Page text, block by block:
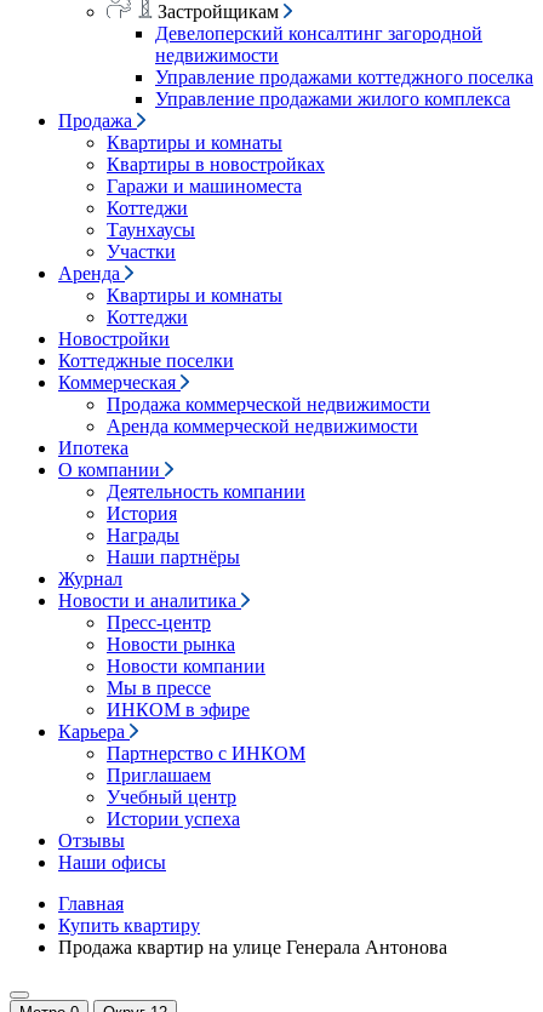
Застройщикам
Девелоперский консалтинг загородной
недвижимости
Управление продажами коттеджного поселка
Управление продажами жилого комплекса
Продажа
Квартиры и комнаты
Квартиры в новостройках
Гаражи и машиноместа
Коттеджи
Таунхаусы
Участки
Аренда
Квартиры и комнаты
Коттеджи
Новостройки
Коттеджные поселки
Коммерческая
Продажа коммерческой недвижимости
Аренда коммерческой недвижимости
Ипотека
О компании
Деятельность компании
История
Награды
Наши партнёры
Журнал
Новости и аналитика
Пресс-центр
Новости рынка
Новости компании
Мы в прессе
ИНКОМ в эфире
Карьера
Партнерство с ИНКОМ
Приглашаем
Учебный центр
Истории успеха
Отзывы
Наши офисы
Главная
Купить квартиру
Продажа квартир на улице Генерала Антонова